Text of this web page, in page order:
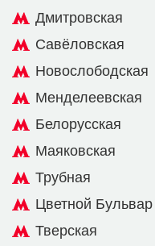
Дмитровская
Савёловская
Новослободская
Менделеевская
Белорусская
Маяковская
Трубная
Цветной Бульвар
Тверская